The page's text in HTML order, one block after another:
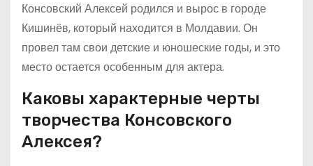
Консовский Алексей родился и вырос в городе
Кишинёв, который находится в Молдавии. Он
провел там свои детские и юношеские годы, и это
место остается особенным для актера.
Каковы характерные черты
творчества Консовского
Алексея?